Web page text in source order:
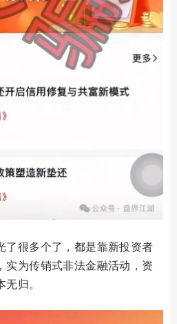
了很多个了，都是靠新投资者
实为传销式非法金融活动，资
归。